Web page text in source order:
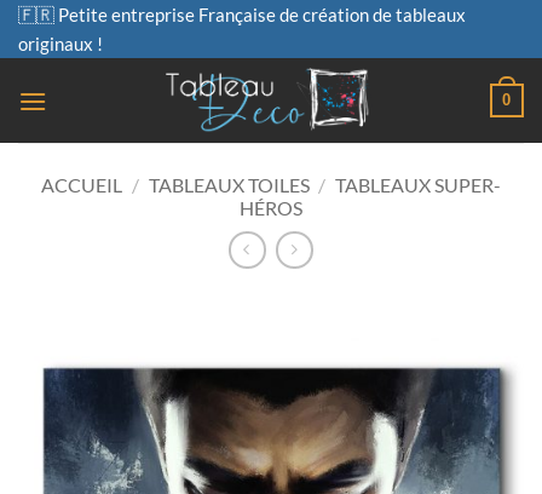
Passer
au
🇫🇷 Petite entreprise Française de création de tableaux
originaux !
0
ACCUEIL / TABLEAUX TOILES / TABLEAUX SUPER-
HÉROS